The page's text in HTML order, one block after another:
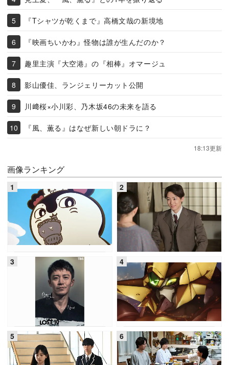
『Tシャツが乾くまで』高橋文哉の新境地
『映画ちいかわ』怪物は誰が生んだのか？
趣里主演『大空港』の『相棒』オマージュ
影山優佳、ランジェリーカット公開
川﨑桜×小川彩、乃木坂46の未来を語る
『風、薫る』はなぜ新しい朝ドラに？
18:13更新
画像ランキング